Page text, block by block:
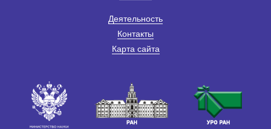
Деятельность
Контакты
Карта сайта